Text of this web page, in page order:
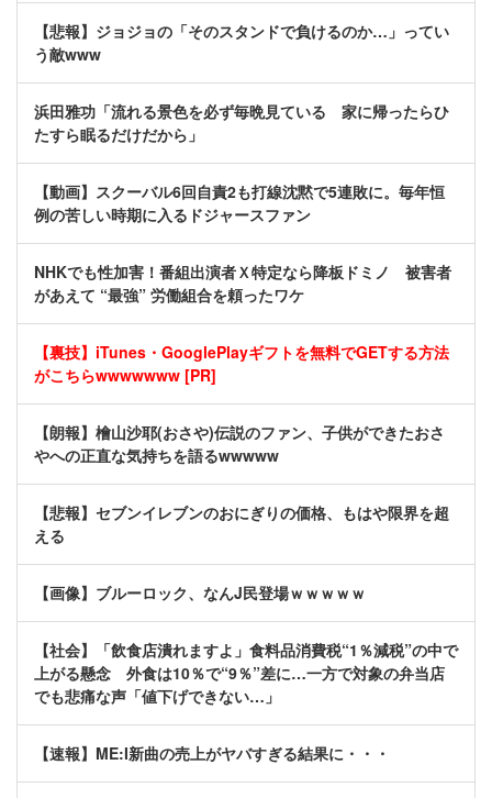
【悲報】ジョジョの「そのスタンドで負けるのか…」ってい
う敵www
浜田雅功「流れる景色を必ず毎晩見ている 家に帰ったらひ
たすら眠るだけだから」
【動画】スクーバル6回自責2も打線沈黙で5連敗に。毎年恒
例の苦しい時期に入るドジャースファン
NHKでも性加害！番組出演者Ｘ特定なら降板ドミノ 被害者
があえて “最強” 労働組合を頼ったワケ
【裏技】iTunes・GooglePlayギフトを無料でGETする方法
がこちらwwwwwww [PR]
【朗報】檜山沙耶(おさや)伝説のファン、子供ができたおさ
やへの正直な気持ちを語るwwwww
【悲報】セブンイレブンのおにぎりの価格、もはや限界を超
える
【画像】ブルーロック、なんJ民登場ｗｗｗｗｗ
【社会】「飲食店潰れますよ」食料品消費税“1％減税”の中で
上がる懸念 外食は10％で“9％”差に…一方で対象の弁当店
でも悲痛な声「値下げできない…」
【速報】ME:I新曲の売上がヤバすぎる結果に・・・